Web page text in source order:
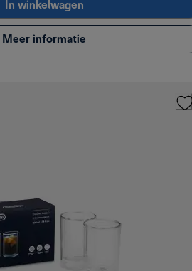
In winkelwagen
Meer informatie